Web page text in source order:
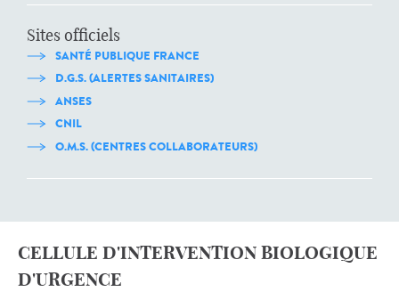
Sites officiels
SANTÉ PUBLIQUE FRANCE
D.G.S. (ALERTES SANITAIRES)
ANSES
CNIL
O.M.S. (CENTRES COLLABORATEURS)
CELLULE D'INTERVENTION BIOLOGIQUE
D'URGENCE